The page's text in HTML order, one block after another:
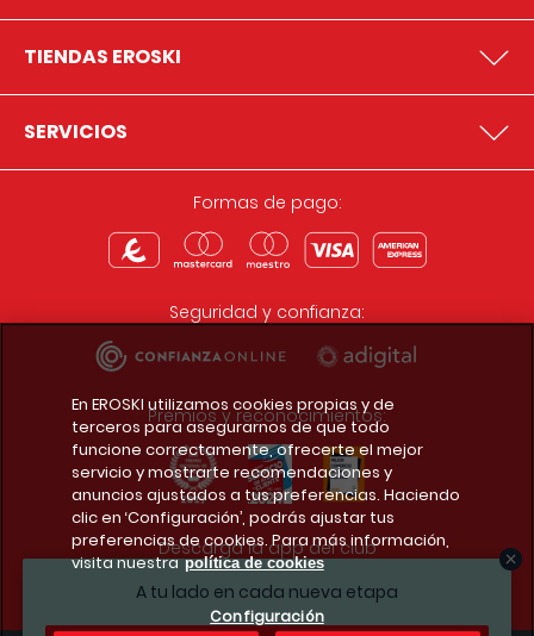
A tu lado en cada nueva etapa
TIENDAS EROSKI
SERVICIOS
Formas de pago:
Seguridad y confianza:
Premios y reconocimientos:
Descarga la app del club
En EROSKI utilizamos cookies propias y de
terceros para asegurarnos de que todo
funcione correctamente, ofrecerte el mejor
servicio y mostrarte recomendaciones y
anuncios ajustados a tus preferencias. Haciendo
clic en ‘Configuración’, podrás ajustar tus
preferencias de cookies. Para más información,
visita nuestra política de cookies
Configuración